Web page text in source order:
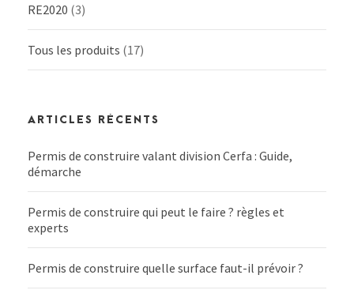
RE2020 (3)
Tous les produits (17)
ARTICLES RÉCENTS
Permis de construire valant division Cerfa : Guide,
démarche
Permis de construire qui peut le faire ? règles et
experts
Permis de construire quelle surface faut-il prévoir ?